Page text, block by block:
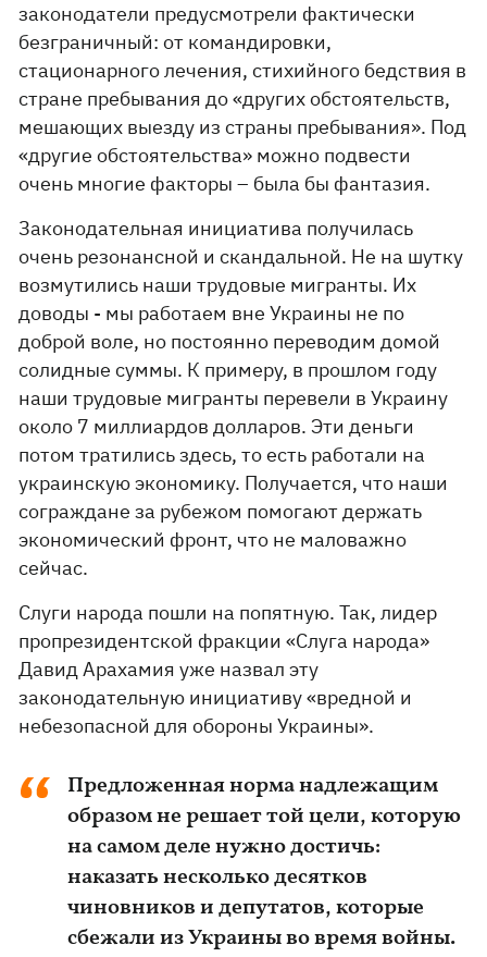
законодатели предусмотрели фактически
безграничный: от командировки,
стационарного лечения, стихийного бедствия в
стране пребывания до «других обстоятельств,
мешающих выезду из страны пребывания». Под
«другие обстоятельства» можно подвести
очень многие факторы – была бы фантазия.
Законодательная инициатива получилась
очень резонансной и скандальной. Не на шутку
возмутились наши трудовые мигранты. Их
доводы - мы работаем вне Украины не по
доброй воле, но постоянно переводим домой
солидные суммы. К примеру, в прошлом году
наши трудовые мигранты перевели в Украину
около 7 миллиардов долларов. Эти деньги
потом тратились здесь, то есть работали на
украинскую экономику. Получается, что наши
сограждане за рубежом помогают держать
экономический фронт, что не маловажно
сейчас.
Слуги народа пошли на попятную. Так, лидер
пропрезидентской фракции «Слуга народа»
Давид Арахамия уже назвал эту
законодательную инициативу «вредной и
небезопасной для обороны Украины».
Предложенная норма надлежащим
образом не решает той цели, которую
на самом деле нужно достичь:
наказать несколько десятков
чиновников и депутатов, которые
сбежали из Украины во время войны.